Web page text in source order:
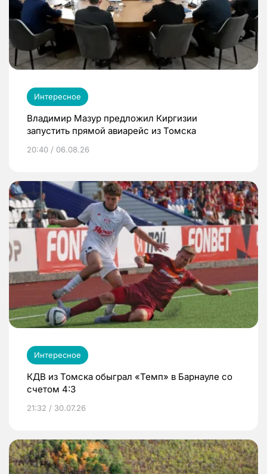
Интересное
Владимир Мазур предложил Киргизии
запустить прямой авиарейс из Томска
20:40 / 06.08.26
Интересное
КДВ из Томска обыграл «Темп» в Барнауле со
счетом 4:3
21:32 / 30.07.26